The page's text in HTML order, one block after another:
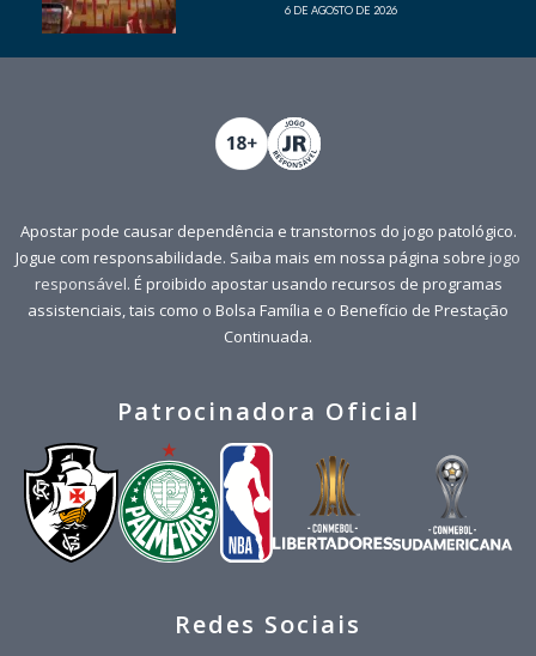
6 DE AGOSTO DE 2026
Apostar pode causar dependência e transtornos do jogo patológico.
Jogue com responsabilidade. Saiba mais em nossa página sobre jogo
responsável. É proibido apostar usando recursos de programas
assistenciais, tais como o Bolsa Família e o Benefício de Prestação
Continuada.
Patrocinadora Oficial
Redes Sociais